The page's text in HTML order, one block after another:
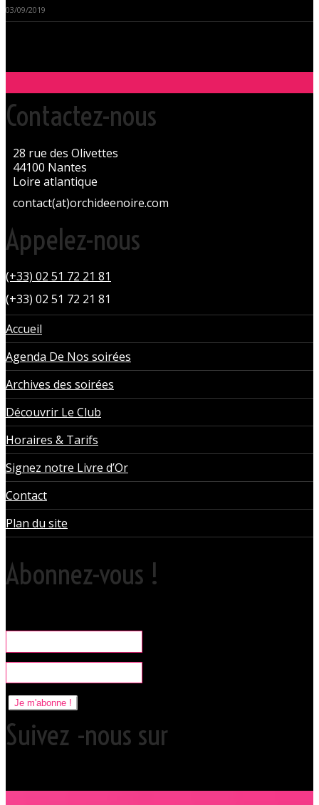
03/09/2019
Contactez-nous
28 rue des Olivettes
44100 Nantes
Loire atlantique
contact(at)orchideenoire.com
Appelez-nous
(+33) 02 51 72 21 81
(+33) 02 51 72 21 81
Accueil
Agenda De Nos soirées
Archives des soirées
Découvrir Le Club
Horaires & Tarifs
Signez notre Livre d’Or
Contact
Plan du site
Abonnez-vous !
Je m'abonne !
Suivez -nous sur